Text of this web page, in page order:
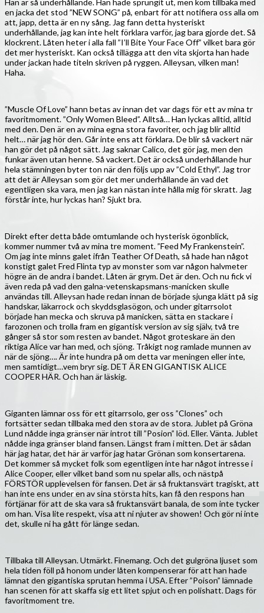
Han är så underhållande. Han hade sprungit ut, men kom tillbaka med
en jacka det stod ”NEW SONG” på, enbart för att notifiera oss alla om
att, japp, detta är en ny sång. Jag fann detta hysteriskt
underhållande, jag kan inte helt förklara varför, jag bara gjorde det. Så
klockrent. Låten heter i alla fall ”I’ll Bite Your Face Off” vilket bara gör
det mer hysteriskt. Kan också tillägga att den vita skjorta han hade
under jackan hade titeln skriven på ryggen. Alleysan, vilken man!
Haha.
”Muscle Of Love” hann betas av innan det var dags för ett av mina tr
favoritmoment. ”Only Women Bleed”. Alltså… Han lyckas alltid, alltid
med den. Den är en av mina egna stora favoriter, och jag blir alltid
helt… när jag hör den. Går inte ens att förklara. De blir så vackert när
han gör det på något sätt. Jag saknar Calico, det gör jag, men den
funkar även utan henne. Så vackert. Det är också underhållande hur
hela stämningen byter ton när den följs upp av ”Cold Ethyl”. Jag tror
att det är Alleysan som gör det mer underhållande än vad det
egentligen ska vara, men jag kan nästan inte hålla mig för skratt. Jag
förstår inte, hur lyckas han? Sjukt bra.
Direkt efter detta både omtumlande och hysterisk ögonblick,
kommer nummer två av mina tre moment. ”Feed My Frankenstein”.
Om jag inte minns galet ifrån Teather Of Death, så hade han något
konstigt galet Fred Flinta typ av monster som var någon halvmeter
högre än de andra i bandet. Låten är grym. Det är den. Och nu fick vi
även reda på vad den galna-vetenskapsmans-manicken skulle
användas till. Alleysan hade redan innan de började sjunga klätt på sig
handskar, läkarrock och skyddsglasögon, och under gitarrsolot
började han mecka och skruva på manicken, sätta en stackare i
farozonen och trolla fram en gigantisk version av sig själv, två tre
gånger så stor som resten av bandet. Något groteskare än den
riktiga Alice var han med, och sjöng. Tråkigt nog ramlade munnen av
när de sjöng…. Är inte hundra på om detta var meningen eller inte,
men samtidigt…vem bryr sig. DET ÄR EN GIGANTISK ALICE
COOPER HÄR. Och han är läskig.
Giganten lämnar oss för ett gitarrsolo, ger oss ”Clones” och
fortsätter sedan tillbaka med den stora av de stora. Jublet på Gröna
Lund nådde inga gränser när introt till ”Posion” löd. Eller. Vänta. Jublet
nådde inga gränser bland fansen. Längst fram i mitten. Det är sådan
här jag hatar, det här är varför jag hatar Grönan som konsertarena.
Det kommer så mycket folk som egentligen inte har något intresse i
Alice Cooper, eller vilket band som nu spelar alls, och nästpå
FÖRSTÖR upplevelsen för fansen. Det är så fruktansvärt tragiskt, att
han inte ens under en av sina största hits, kan få den respons han
förtjänar för att de ska vara så fruktansvärt banala, de som inte tycker
om han. Visa lite respekt, visa att ni njuter av showen! Och gör ni inte
det, skulle ni ha gått för länge sedan.
Tillbaka till Alleysan. Utmärkt. Finemang. Och det gulgröna ljuset som
hela tiden föll på honom under låten kompenserar för att han hade
lämnat den gigantiska sprutan hemma i USA. Efter ”Poison” lämnade
han scenen för att skaffa sig ett litet spjut och en polishatt. Dags för
favoritmoment tre.